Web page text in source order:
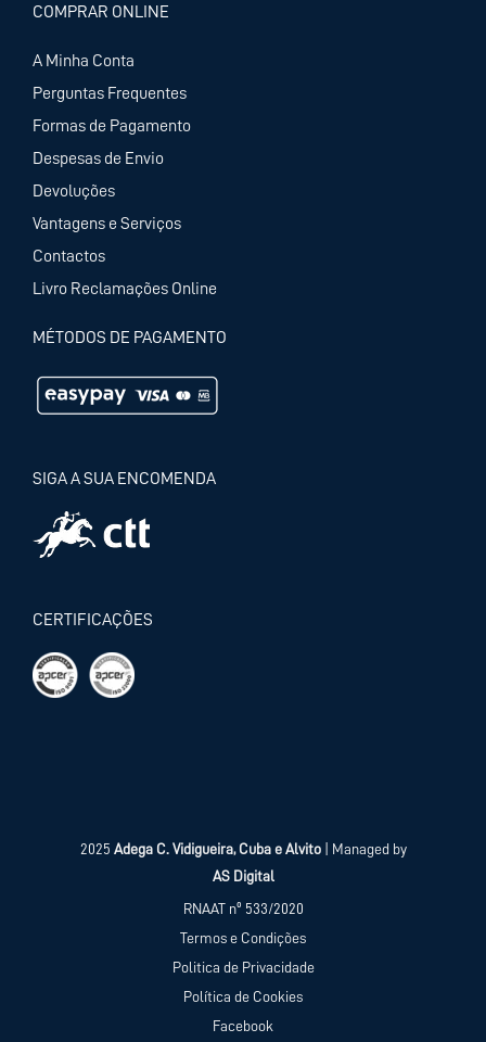
COMPRAR ONLINE
A Minha Conta
Perguntas Frequentes
Formas de Pagamento
Despesas de Envio
Devoluções
Vantagens e Serviços
Contactos
Livro Reclamações Online
MÉTODOS DE PAGAMENTO
SIGA A SUA ENCOMENDA
CERTIFICAÇÕES
2025 Adega C. Vidigueira, Cuba e Alvito| Managed by
AS Digital
RNAAT nº 533/2020
Termos e Condições
Politica de Privacidade
Política de Cookies
Facebook